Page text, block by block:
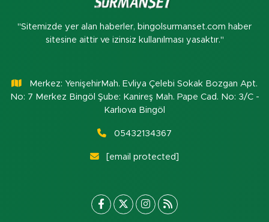
"Sitemizde yer alan haberler, bingolsurmanset.com haber
sitesine aittir ve izinsiz kullanılması yasaktır."
Merkez: YenişehirMah. Evliya Çelebi Sokak Bozgan Apt.
No: 7 Merkez Bingöl Şube: Kanireş Mah. Pape Cad. No: 3/C -
Karlıova Bingöl
05432134367
[email protected]